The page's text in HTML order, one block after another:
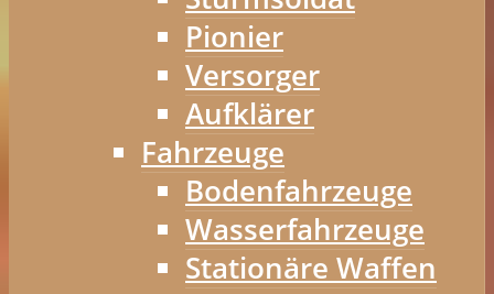
Pionier
Versorger
Aufklärer
Fahrzeuge
Bodenfahrzeuge
Wasserfahrzeuge
Stationäre Waffen